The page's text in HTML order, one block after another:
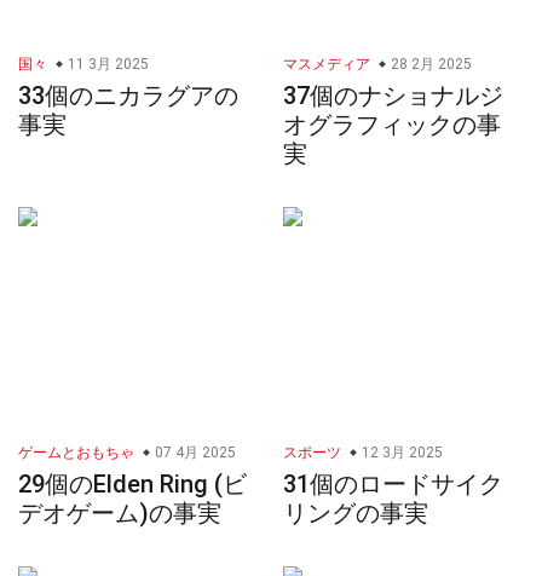
国々 11 3月 2025
33個のニカラグアの
事実
マスメディア 28 2月 2025
37個のナショナルジ
オグラフィックの事
実
ゲームとおもちゃ 07 4月 2025
29個のElden Ring (ビ
デオゲーム)の事実
スポーツ 12 3月 2025
31個のロードサイク
リングの事実